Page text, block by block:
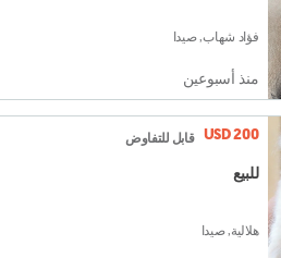
فؤاد شهاب, صيدا
منذ أسبوعين
USD 200 قابل للتفاوض
للبيع
هلالية, صيدا